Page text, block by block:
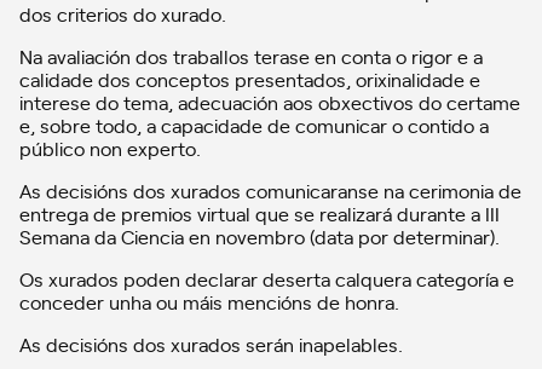
dos criterios do xurado.
Na avaliación dos traballos terase en conta o rigor e a
calidade dos conceptos presentados, orixinalidade e
interese do tema, adecuación aos obxectivos do certame
e, sobre todo, a capacidade de comunicar o contido a
público non experto.
As decisións dos xurados comunicaranse na cerimonia de
entrega de premios virtual que se realizará durante a III
Semana da Ciencia en novembro (data por determinar).
Os xurados poden declarar deserta calquera categoría e
conceder unha ou máis mencións de honra.
As decisións dos xurados serán inapelables.